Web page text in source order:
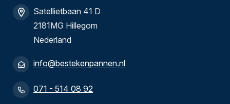
Satellietbaan 41 D
2181MG Hillegom
Nederland
info@bestekenpannen.nl
071 - 514 08 92